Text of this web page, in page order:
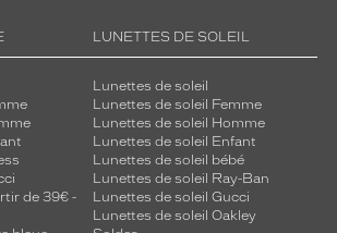
de 39€ -
LUNETTES DE SOLEIL
Lunettes de soleil
Lunettes de soleil Femme
Lunettes de soleil Homme
Lunettes de soleil Enfant
Lunettes de soleil bébé
Lunettes de soleil Ray-Ban
Lunettes de soleil Gucci
Lunettes de soleil Oakley